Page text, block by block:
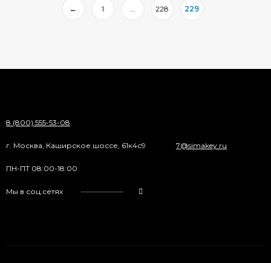
← 1 228 229
8 (800) 555-53-08
г. Москва, Каширское шоссе, 61к4с9 7@simakey.ru
ПН-ПТ 08:00-18:00
Мы в соц.сетях